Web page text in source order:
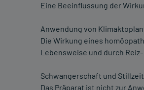
Eine Beeinflussung der
Anwendung von
Die Wirkung eines
Lebensweise und durch
Schwangerschaft und
Das Präparat ist nicht zur